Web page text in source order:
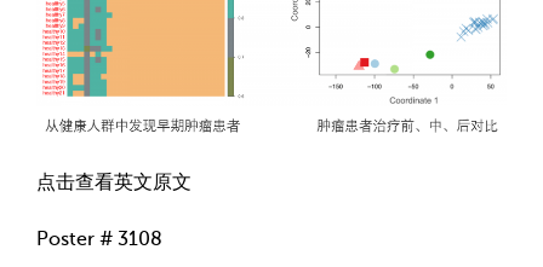
点击查看英文原文
Poster # 3108